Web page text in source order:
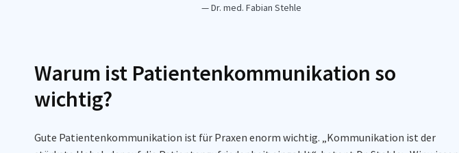
— Dr. med. Fabian Stehle
Warum ist Patientenkommunikation so
wichtig?
Gute Patientenkommunikation ist für Praxen enorm wichtig. „Kommunikation ist der